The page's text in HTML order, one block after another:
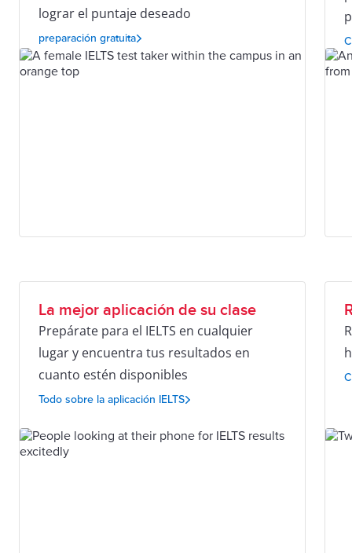
lograr el puntaje deseado
preparación gratuita
La mejor aplicación de su clase
Prepárate para el IELTS en cualquier
lugar y encuentra tus resultados en
cuanto estén disponibles
Todo sobre la aplicación IELTS